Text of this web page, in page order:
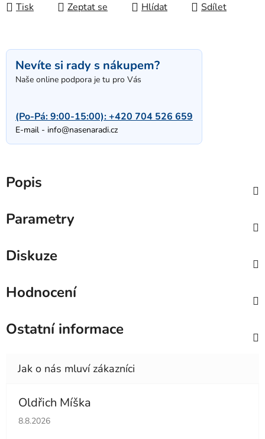
Tisk Zeptat se Hlídat Sdílet
Nevíte si rady s nákupem?
Naše online podpora je tu pro Vás
(Po-Pá: 9:00-15:00):+420 704 526 659
E-mail - info@nasenaradi.cz
Popis
Parametry
Diskuze
Hodnocení
Ostatní informace
Oldřich Míška
Hodnocení obchodu je 5 z 5 hvězdiček.
8.8.2026